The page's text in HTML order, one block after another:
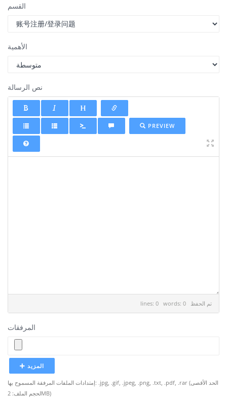
القسم
الأهمية
نص الرسالة
PREVIEW
lines: 0 words: 0 تم الحفظ
المرفقات
المزيد
إمتدادات الملفات المرفقة المسموح بها: .jpg, .gif, .jpeg, .png, .txt, .pdf, .rar (الحد الأقصى
لحجم الملف: 2MB)